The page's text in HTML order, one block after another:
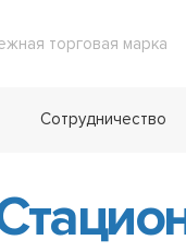
торговая марка
Сотрудничество